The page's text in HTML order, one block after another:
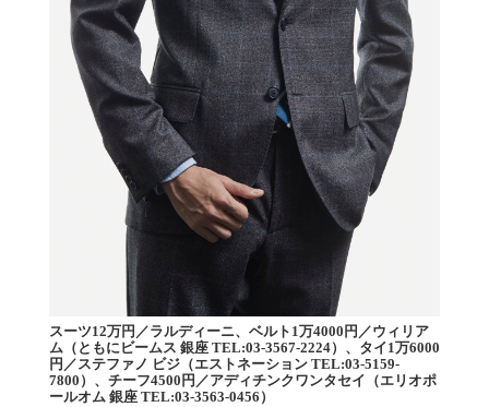
スーツ12万円／ラルディーニ、ベルト1万4000円／ウィリア
ム（ともにビームス 銀座 TEL:03-3567-2224）、タイ1万6000
円／ステファノ ビジ（エストネーション TEL:03-5159-
7800）、チーフ4500円／アディチンクワンタセイ（エリオポ
ールオム 銀座 TEL:03-3563-0456）